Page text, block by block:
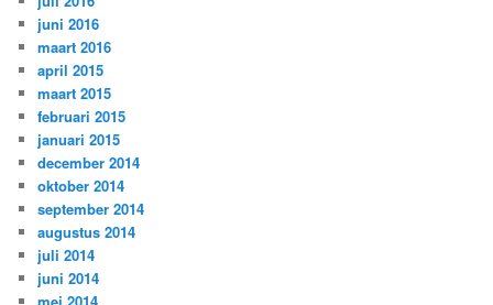
juni 2016
maart 2016
april 2015
maart 2015
februari 2015
januari 2015
december 2014
oktober 2014
september 2014
augustus 2014
juli 2014
juni 2014